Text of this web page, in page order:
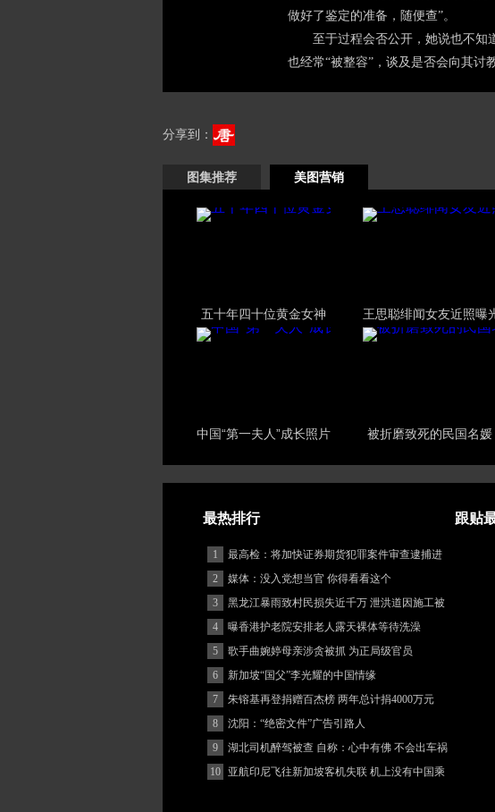
做好了鉴定的准备，随便查”。
至于过程会否公开，她说也不知
也经常“被整容”，谈及是否会向其讨
分享到：
图集推荐 美图营销
五十年四十位黄金女神 王思聪绯闻女友近照曝
中国“第一夫人”成长照片 被折磨致死的民国名媛
最热排行 跟贴
1
最高检：将加快证券期货犯罪案件审查逮捕进
度
2
媒体：没入党想当官 你得看看这个
3
黑龙江暴雨致村民损失近千万 泄洪道因施工被
堵
4
曝香港护老院安排老人露天裸体等待洗澡
5
歌手曲婉婷母亲涉贪被抓 为正局级官员
6
新加坡“国父”李光耀的中国情缘
7
朱镕基再登捐赠百杰榜 两年总计捐4000万元
8
沈阳：“绝密文件”广告引路人
9
湖北司机醉驾被查 自称：心中有佛 不会出车祸
(图)
10
亚航印尼飞往新加坡客机失联 机上没有中国乘